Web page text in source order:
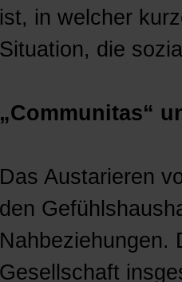
ist, in welcher
Situation, die
„Communitas“
Das Austarieren
den
Nahbeziehungen.
Gesellschaft